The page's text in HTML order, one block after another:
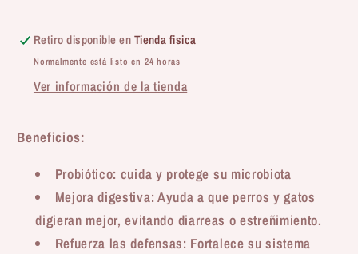
Retiro disponible en Tienda fisica
Normalmente está listo en 24 horas
Ver información de la tienda
Beneficios:
Probiótico: cuida y protege su microbiota
Mejora digestiva: Ayuda a que perros y gatos
digieran mejor, evitando diarreas o estreñimiento.
Refuerza las defensas: Fortalece su sistema